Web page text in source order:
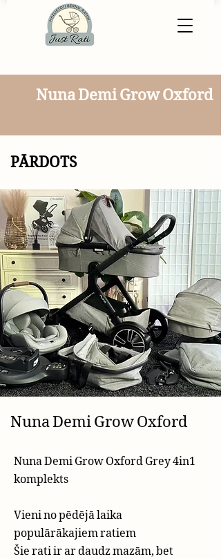
Nuna Demi Grow Oxford
PĀRDOTS
Nuna Demi Grow Oxford
Nuna Demi Grow Oxford Grey 4in1
komplekts
Vieni no pēdējā laika
populārākajiem ratiem
Šie rati ir ar daudz mazām, bet